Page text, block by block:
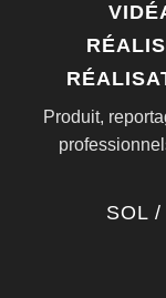
Produit,
SOL